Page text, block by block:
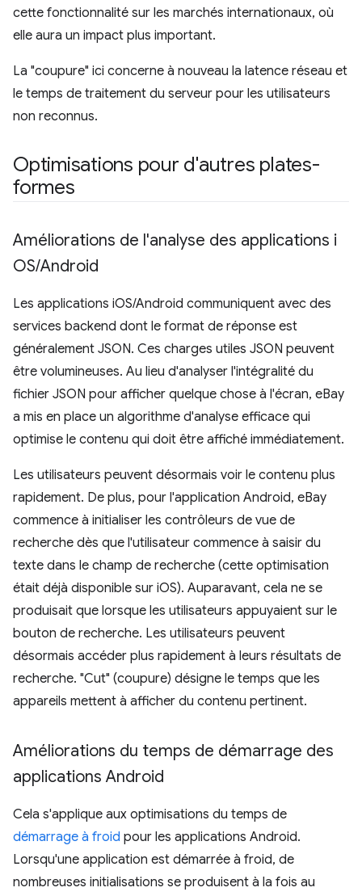
cette fonctionnalité sur les marchés internationaux, où
elle aura un impact plus important.
La "coupure" ici concerne à nouveau la latence réseau et
le temps de traitement du serveur pour les utilisateurs
non reconnus.
Optimisations pour d'autres plates-
formes
Améliorations de l'analyse des applications i
OS/Android
Les applications iOS/Android communiquent avec des
services backend dont le format de réponse est
généralement JSON. Ces charges utiles JSON peuvent
être volumineuses. Au lieu d'analyser l'intégralité du
fichier JSON pour afficher quelque chose à l'écran, eBay
a mis en place un algorithme d'analyse efficace qui
optimise le contenu qui doit être affiché immédiatement.
Les utilisateurs peuvent désormais voir le contenu plus
rapidement. De plus, pour l'application Android, eBay
commence à initialiser les contrôleurs de vue de
recherche dès que l'utilisateur commence à saisir du
texte dans le champ de recherche (cette optimisation
était déjà disponible sur iOS). Auparavant, cela ne se
produisait que lorsque les utilisateurs appuyaient sur le
bouton de recherche. Les utilisateurs peuvent
désormais accéder plus rapidement à leurs résultats de
recherche. "Cut" (coupure) désigne le temps que les
appareils mettent à afficher du contenu pertinent.
Améliorations du temps de démarrage des
applications Android
Cela s'applique aux optimisations du temps de
démarrage à froid pour les applications Android.
Lorsqu'une application est démarrée à froid, de
nombreuses initialisations se produisent à la fois au